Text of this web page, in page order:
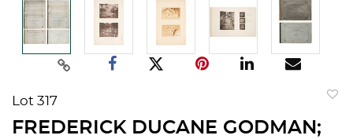
Lot 317
FREDERICK DUCANE GODMAN;